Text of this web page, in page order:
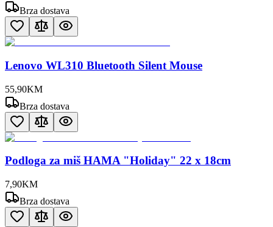
Brza dostava
Lenovo WL310 Bluetooth Silent Mouse
55,90KM
Brza dostava
Podloga za miš HAMA "Holiday" 22 x 18cm
7,90KM
Brza dostava